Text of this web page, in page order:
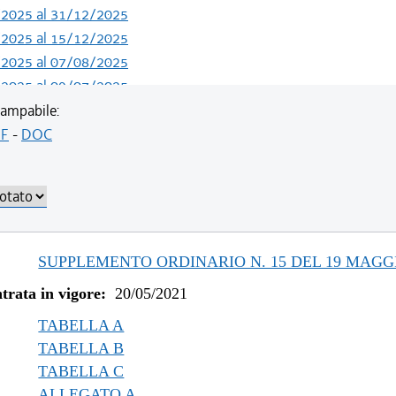
al 31/12/2025
al 15/12/2025
al 07/08/2025
al 09/07/2025
al 04/06/2025
al 13/05/2024
al 31/12/2022
al 03/08/2022
al 13/06/2022
al 31/12/2021
al 05/11/2021
al 11/08/2021
- DOC
SUPPLEMENTO ORDINARIO N. 15 DEL 19
in vigore: 20/05/2021
TABELLA A
TABELLA B
TABELLA C